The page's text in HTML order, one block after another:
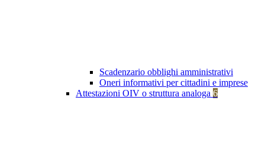
Scadenzario obblighi amministrativi
Oneri informativi per cittadini e imprese
Attestazioni OIV o struttura analoga 6